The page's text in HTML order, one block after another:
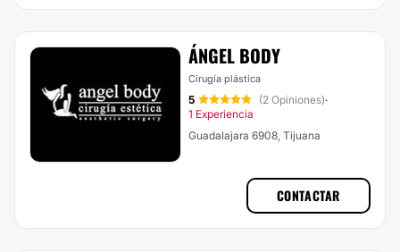
ÁNGEL BODY
Cirugía plástica
5 (2 Opiniones)·
1 Experiencia
Guadalajara 6908, Tijuana
CONTACTAR